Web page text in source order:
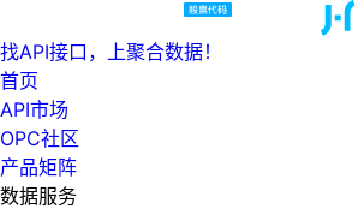
找API接口，上聚合数据！
首页
API市场
OPC社区
产品矩阵
数据服务